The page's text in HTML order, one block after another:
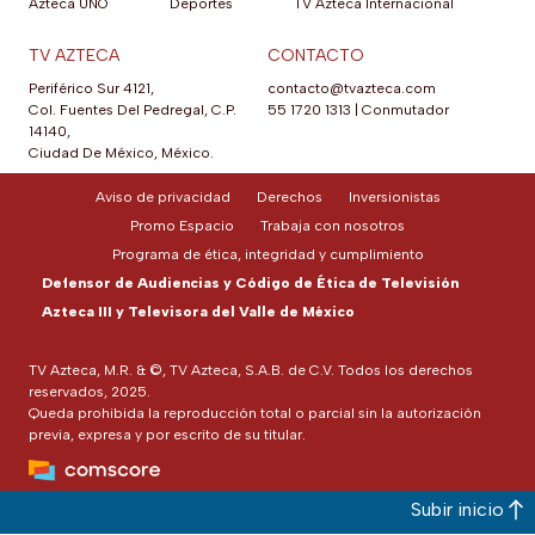
Azteca UNO
Deportes
TV Azteca Internacional
TV AZTECA
Periférico Sur 4121,
Col. Fuentes Del Pedregal, C.P.
14140,
Ciudad De México, México.
CONTACTO
contacto@tvazteca.com
55 1720 1313
Conmutador
TV Azteca, M.R. & ©, TV Azteca, S.A.B. de C.V. Todos los derechos
reservados, 2025.
Queda prohibida la reproducción total o parcial sin la autorización
previa, expresa y por escrito de su titular.
Aviso de privacidad Derechos
Inversionistas
Promo Espacio
Trabaja con nosotros
Programa de ética, integridad y cumplimiento
Defensor de Audiencias y Código de Ética de Televisión
Azteca III y Televisora del Valle de México
Subir inicio